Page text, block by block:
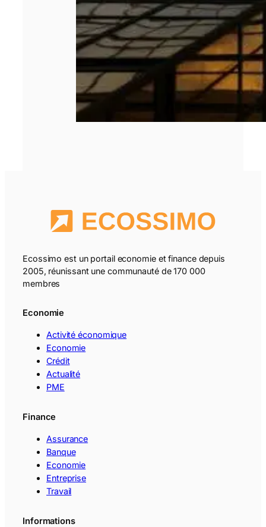
Ecossimo est un portail economie et finance depuis
2005, réunissant une communauté de 170 000
membres
Economie
Activité économique
Economie
Crédit
Actualité
PME
Finance
Assurance
Banque
Economie
Entreprise
Travail
Informations